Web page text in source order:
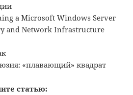
a Microsoft Windows Server
and Network Infrastructure
«плавающий» квадрат
статью: